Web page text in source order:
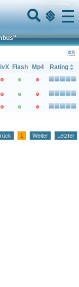
Menu
Flash Mp4
Rating
1 Weiter Letzter